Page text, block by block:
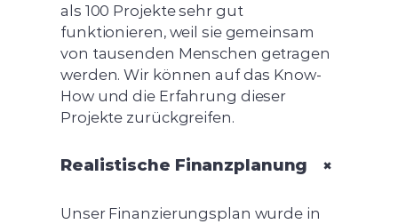
als 100 Projekte sehr gut
funktionieren, weil sie gemeinsam
von tausenden Menschen getragen
werden. Wir können auf das Know-
How und die Erfahrung dieser
Projekte zurückgreifen.
Realistische Finanzplanung +
Unser Finanzierungsplan wurde in